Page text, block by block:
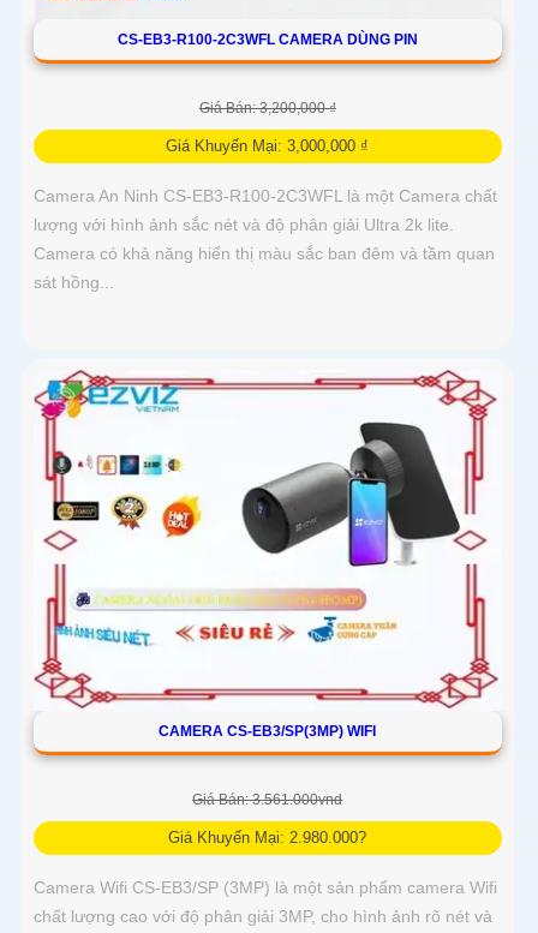
CS-EB3-R100-2C3WFL CAMERA DÙNG PIN
Giá Bán: 3,200,000 ₫
Giá Khuyến Mại: 3,000,000 ₫
Camera An Ninh CS-EB3-R100-2C3WFL là một Camera chất
lượng với hình ảnh sắc nét và độ phân giải Ultra 2k lite.
Camera có khả năng hiển thị màu sắc ban đêm và tầm quan
sát hồng...
CAMERA CS-EB3/SP(3MP) WIFI
Giá Bán: 3.561.000vnd
Giá Khuyến Mại: 2.980.000?
Camera Wifi CS-EB3/SP (3MP) là một sản phẩm camera Wifi
chất lượng cao với độ phân giải 3MP, cho hình ảnh rõ nét và